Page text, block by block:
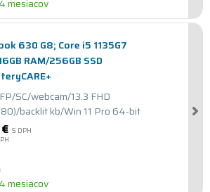
mesiacov
630 G8; Core i5 1135G7
RAM/256GB SSD
SC/webcam/13.3 FHD
backlit kb/Win 11 Pro 64-bit
S DPH
mesiacov